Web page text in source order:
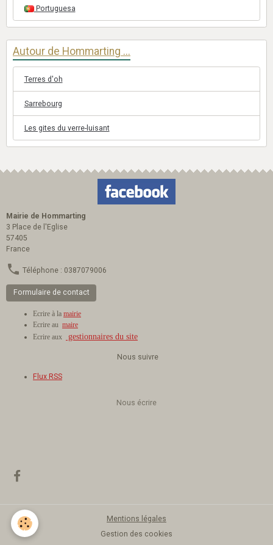
Portuguesa
Autour de Hommarting ...
Terres d'oh
Sarrebourg
Les gites du verre-luisant
Mairie de Hommarting
3 Place de l'Eglise
57405
France
Téléphone : 0387079006
Formulaire de contact
Nous écrire
Ecrire à la mairie
Ecrire au maire
Ecrire aux
gestionnaires du site
Nous suivre
Flux RSS
Mentions légales
Gestion des cookies